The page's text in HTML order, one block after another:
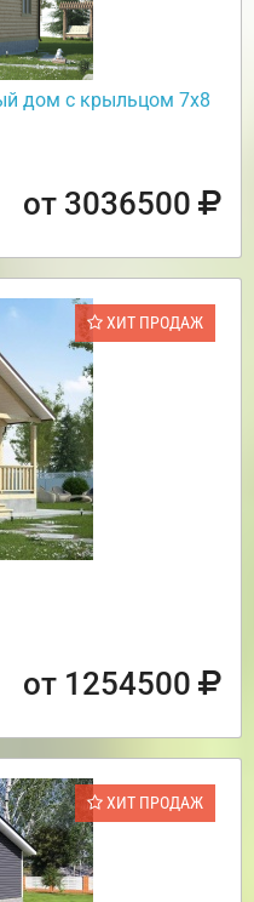
дом с крыльцом 7х8
от 3036500
ХИТ ПРОДАЖ
от 1254500
ХИТ ПРОДАЖ